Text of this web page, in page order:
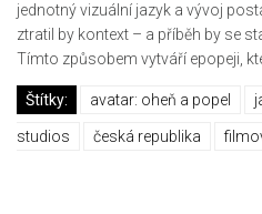
jednotný vizuální jazyk a vývoj
ztratil by kontext – a příběh by se
Tímto způsobem vytváří epopeji,
Štítky: avatar: oheň a popel
studios česká republika